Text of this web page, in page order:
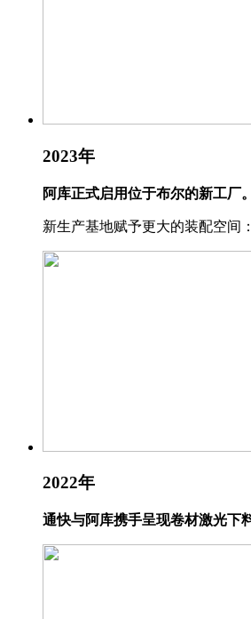
2023年
阿库正式启用位于布尔的新工厂。
新生产基地赋予更大的装配空间
2022年
通快与阿库携手呈现卷材激光下